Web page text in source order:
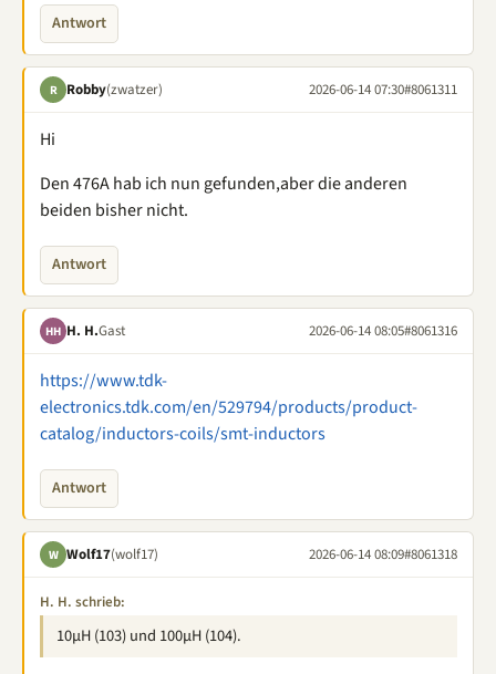
Antwort
R Robby(zwatzer) 2026-06-14 07:30#8061311
Hi
Den 476A hab ich nun gefunden,aber die anderen
beiden bisher nicht.
Antwort
HH H. H.Gast 2026-06-14 08:05#8061316
https://www.tdk-
electronics.tdk.com/en/529794/products/product-
catalog/inductors-coils/smt-inductors
Antwort
W Wolf17(wolf17) 2026-06-14 08:09#8061318
H. H. schrieb:
10µH (103) und 100µH (104).